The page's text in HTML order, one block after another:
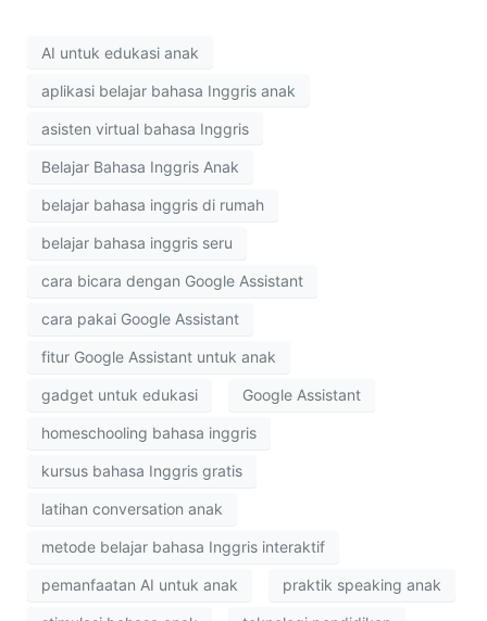
AI untuk edukasi anak
aplikasi belajar bahasa Inggris anak
asisten virtual bahasa Inggris
Belajar Bahasa Inggris Anak
belajar bahasa inggris di rumah
belajar bahasa inggris seru
cara bicara dengan Google Assistant
cara pakai Google Assistant
fitur Google Assistant untuk anak
gadget untuk edukasi Google Assistant
homeschooling bahasa inggris
kursus bahasa Inggris gratis
latihan conversation anak
metode belajar bahasa Inggris interaktif
pemanfaatan AI untuk anak praktik speaking anak